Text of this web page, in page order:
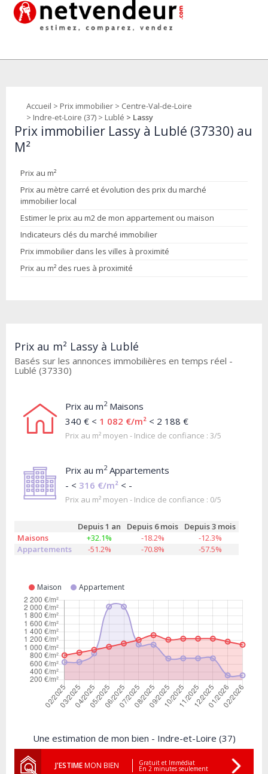
Accueil > Prix immobilier > Centre-Val-de-Loire
> Indre-et-Loire (37) > Lublé > Lassy
Prix immobilier Lassy à Lublé (37330) au
M²
Prix au m²
Prix au mètre carré et évolution des prix du marché
immobilier local
Estimer le prix au m2 de mon appartement ou maison
Indicateurs clés du marché immobilier
Prix immobilier dans les villes à proximité
Prix au m² des rues à proximité
Prix au m² Lassy à Lublé
Basés sur les annonces immobilières en temps réel -
Lublé (37330)
Prix au m2Maisons
340 € < 1 082 €/m² < 2 188 €
Prix au m² moyen - Indice de confiance : 3/5
Prix au m2Appartements
- < 316 €/m² < -
Prix au m² moyen - Indice de confiance : 0/5
Depuis 1 an Depuis 6 mois
Depuis 3 mois
Maisons
+32.1% -18.2%
-12.3%
Appartements
-51.2% -70.8% -57.5%
Maison Appartement
Une estimation de mon bien - Indre-et-Loire (37)
J'ESTIMEMON BIEN Gratuit et Immédiat
En 2 minutes seulement